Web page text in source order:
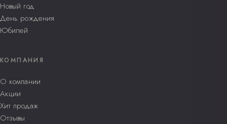
Новый год
День рождения
Юбилей
КОМПАНИЯ
О компании
Акции
Хит продаж
Отзывы